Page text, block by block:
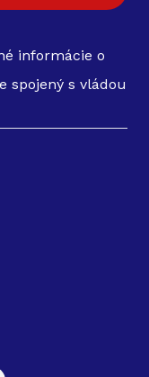
informácie o
spojený s vládou